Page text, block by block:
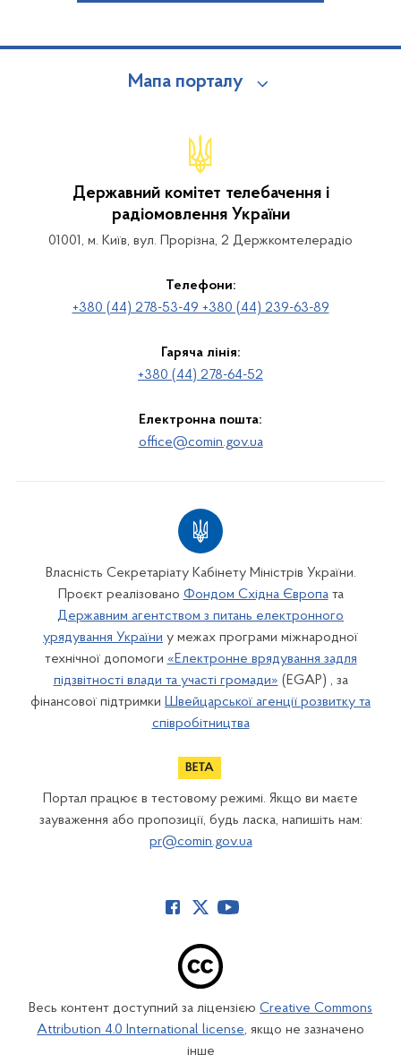
Мапа порталу
Державний комітет телебачення і
радіомовлення України
01001, м. Київ, вул. Прорізна, 2 Держкомтелерадіо
Телефони:
+380 (44) 278-53-49 +380 (44) 239-63-89
Гаряча лінія:
+380 (44) 278-64-52
Електронна пошта:
office@comin.gov.ua
Власність Секретаріату Кабінету Міністрів України.
Проєкт реалізовано Фондом Східна Європата
Державним агентством з питань електронного
урядування України у межах програми міжнародної
технічної допомоги «Електронне врядування задля
підзвітності влади та участі громади» (EGAP) , за
фінансової підтримки Швейцарської агенції розвитку та
співробітництва
Портал працює в тестовому режимі. Якщо ви маєте
зауваження або пропозиції, будь ласка, напишіть нам:
pr@comin.gov.ua
Весь контент доступний за ліцензією Creative Commons
Attribution 4.0 International license, якщо не зазначено
інше